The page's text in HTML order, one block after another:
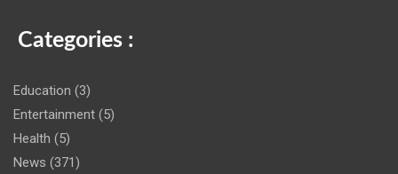
Categories :
Education (3)
Entertainment (5)
Health (5)
News (371)